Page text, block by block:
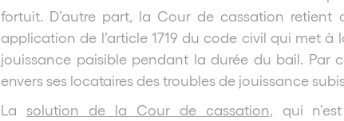
fortuit. D’autre part, la Cour de cassation retient
application de l’article 1719 du code civil qui met
jouissance paisible pendant la durée du bail. Par
envers ses locataires des troubles de jouissance
La solution de la Cour de cassation , qui